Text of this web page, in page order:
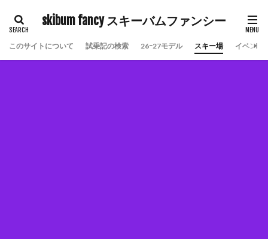
skibum fancy スキーバムファンシー
このサイトについて 試乗記の検索 26ｰ27モデル スキー場 イベント